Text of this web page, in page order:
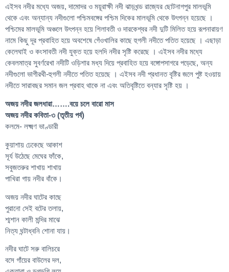
এইসব নদীর মধ্যে অজয়, দামোদর ও ময়ূরাক্ষী নদী ঝাড়খন্ড রাজ্যের ছোটনাগপুর মালভূমি
থেকে এবং অন্যান্য নদীগুলো পশ্চিমবঙ্গের পশ্চিম দিকের মালভূমি থেকে উৎপন্ন হয়েছে ।
পশ্চিমের মালভূমি অঞ্চলে উৎপন্ন হয়ে শিলাবতী ও দারকেশ্বর নদী দুটি মিলিত হয়ে রূপনারায়ণ
নামে কিছু দূর প্রবাহিত হয়ে অবশেষে গেঁওখালির কাছে হুগলী নদীতে পতিত হয়েছে । এছাড়া
কেলেঘাই ও কংসাবতী নদী যুক্ত হয়ে হলদি নদীর সৃষ্টি করেছে । এইসব নদীর মধ্যে
কেবলমাত্র সুবর্ণরেখা নদীটি ওড়িশার মধ্য দিয়ে প্রবাহিত হয়ে বঙ্গোপসাগরে পড়েছে, অন্য
নদীগুলো ভাগীরথী-হুগলী নদীতে পতিত হয়েছে । এইসব নদী প্রধানত বৃষ্টির জলে পুষ্ট হওয়ায়
নদীতে সারাবছর সমান জল প্রবাহ থাকে না এবং অতিবৃষ্টিতে বন্যার সৃষ্টি হয় ।
অজয় নদীর জলধারা…….বয়ে চলে বারো মাস
অজয় নদীর কবিতা-৩ (তৃতীয় পর্ব)
কলমে- লক্ষ্মণ ভাণ্ডারী
কুয়াশায় ঢেকেছে আকাশ
সূর্য উঠেছে মেঘের ফাঁকে,
সবুজতরুর শাখায় শাখায়
পাখিরা গায় নদীর বাঁকে।
অজয় নদীর ঘাটের কাছে
পুরানো সেই বটের তলায়,
শ্মশান কালী মন্দির মাঝে
নিত্য ঘন্টাধ্বনি শোনা যায়।
নদীর ঘাটে সরু বালিচরে
বসে গাঁয়ের বাউলের দল,